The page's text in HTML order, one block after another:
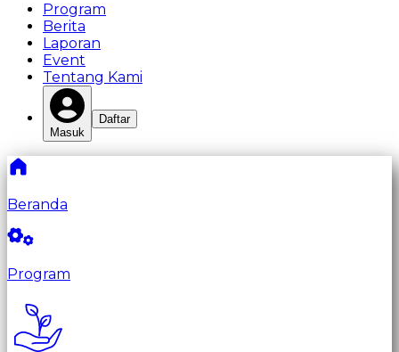
Program
Berita
Laporan
Event
Tentang Kami
Masuk
Daftar
Beranda
Program